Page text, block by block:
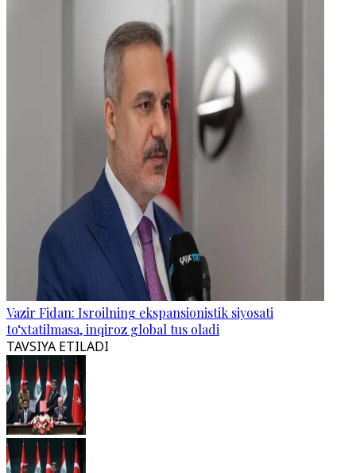
Vazir Fidan: Isroilning ekspansionistik siyosati
to‘xtatilmasa, inqiroz global tus oladi
TAVSIYA ETILADI